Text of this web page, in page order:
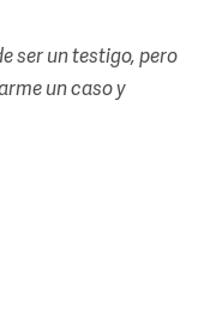
ser un testigo, pero
un caso y